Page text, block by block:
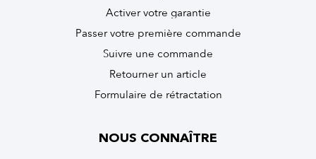
Activer votre garantie
Passer votre première commande
Suivre une commande
Retourner un article
Formulaire de rétractation
NOUS CONNAÎTRE